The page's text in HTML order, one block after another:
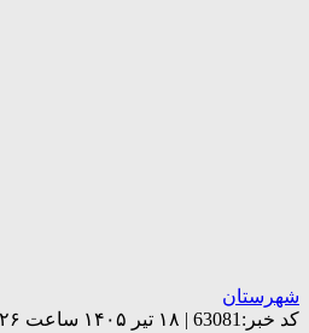
شهرستان
کد خبر:63081 | ۱۸ تیر ۱۴۰۵ ساعت ۰۸:۲۶